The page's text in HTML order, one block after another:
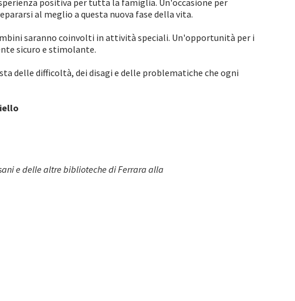
positiva per tutta la famiglia. Un'occasione per
al meglio a questa nuova fase della vita.
saranno coinvolti in attività speciali. Un'opportunità per i
sicuro e stimolante.
delle difficoltà, dei disagi e delle problematiche che ogni
e delle altre biblioteche di Ferrara alla